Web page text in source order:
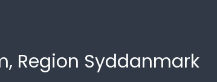
Region Syddanmark